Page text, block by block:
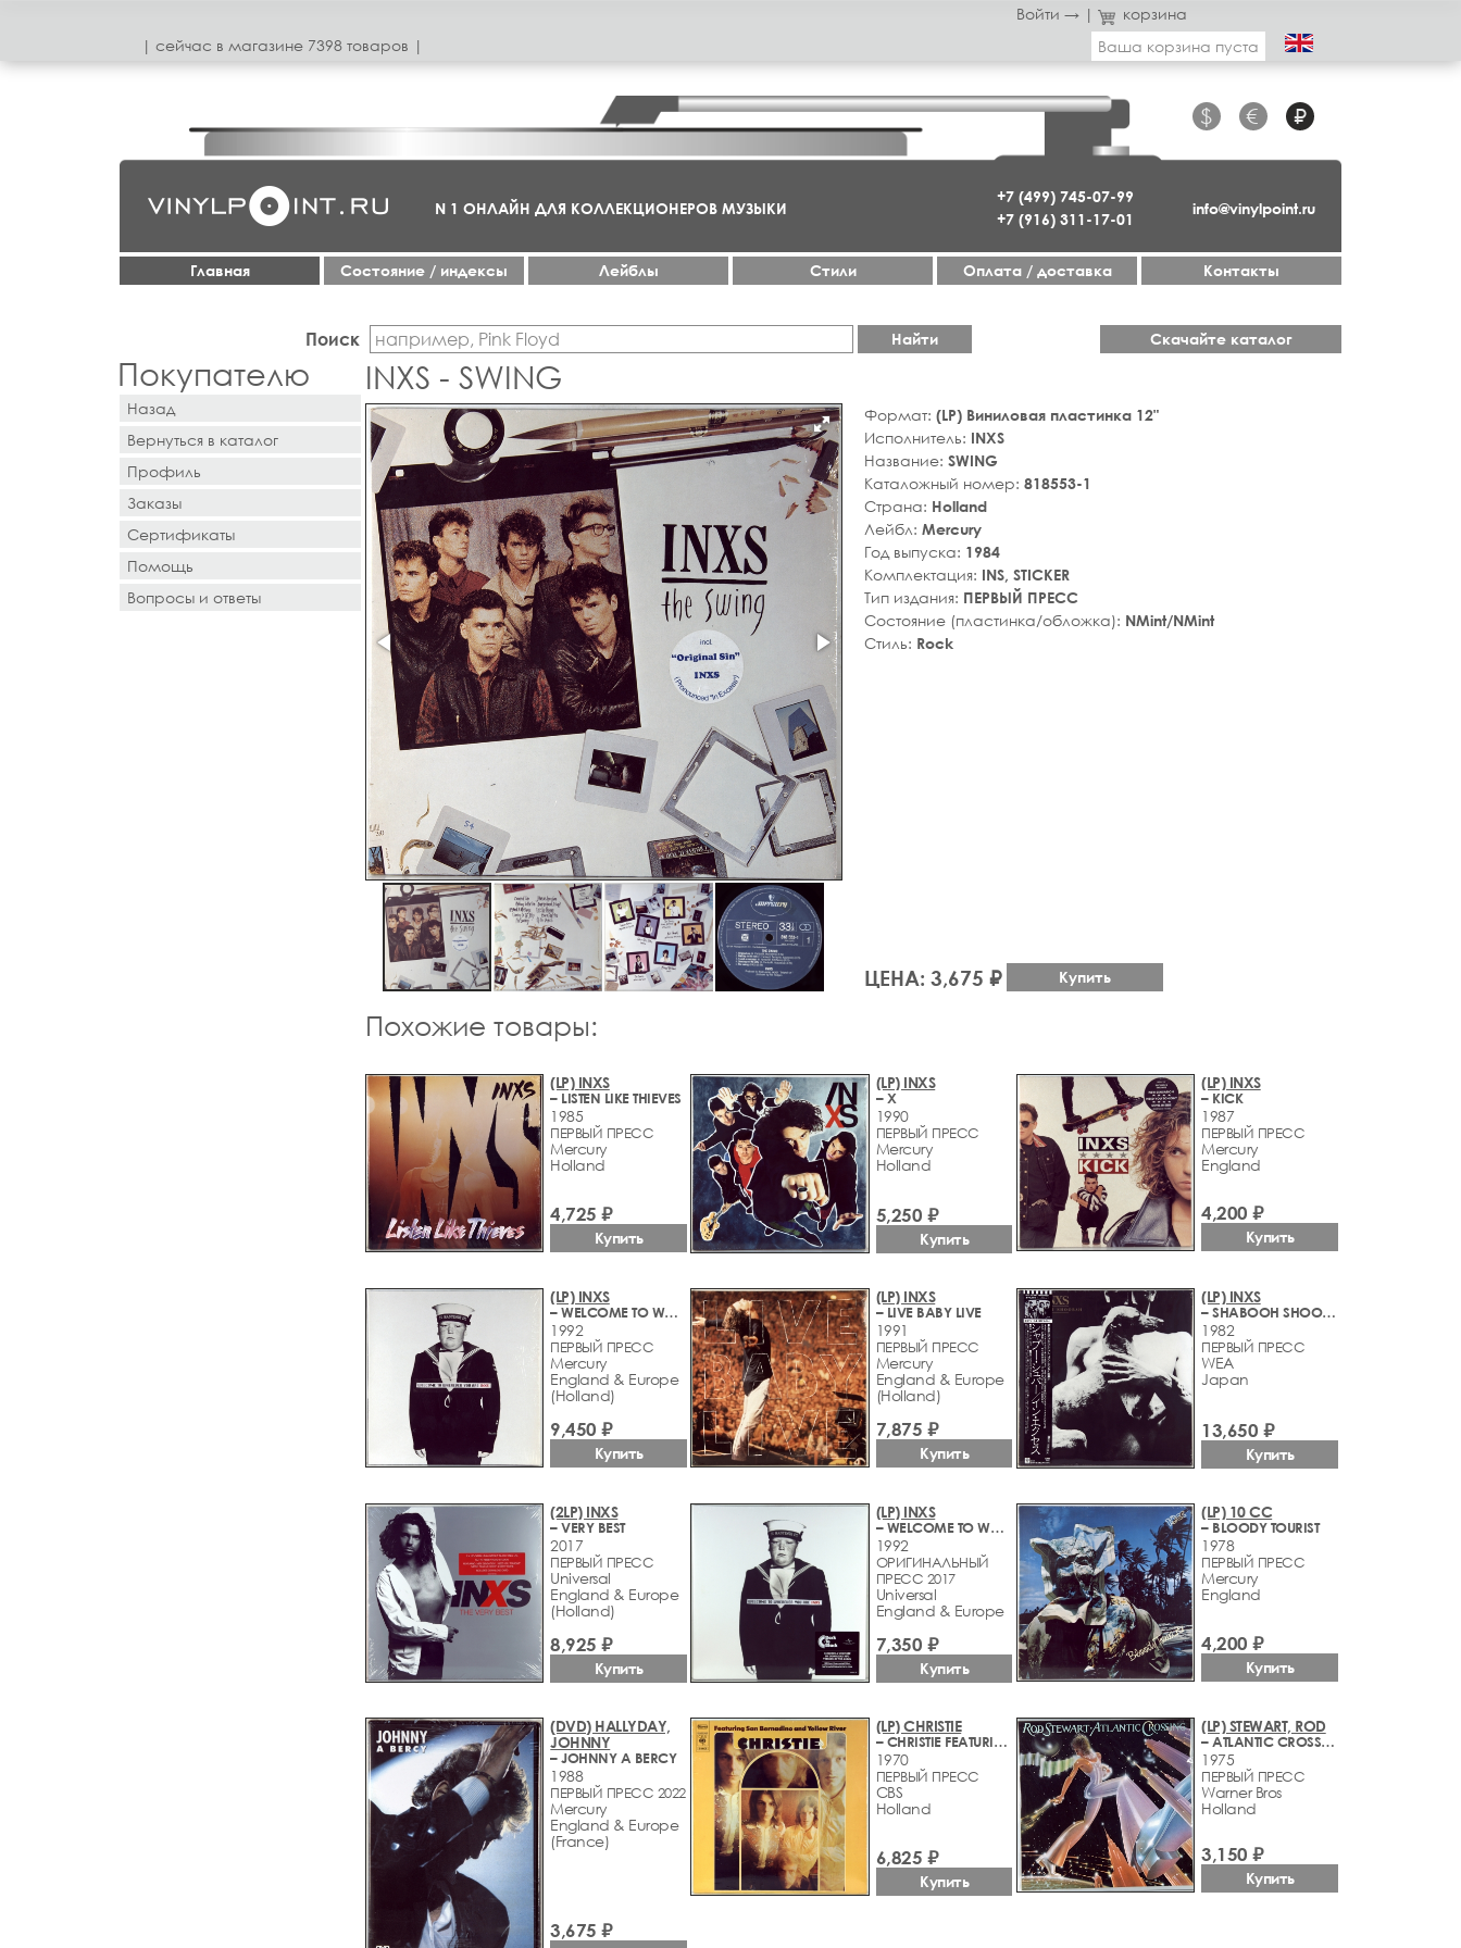
Войти → |
корзина
| сeйчас в магазинe 7398 товаров |
Ваша корзина пуста
+7 (499) 745-07-99
+7 (916) 311-17-01
$ € ₽
info@vinylpoint.ru
N 1 ОНЛАЙН ДЛЯ КОЛЛЕКЦИОНЕРОВ МУЗЫКИ
Главная Cостояние / индексы Лейблы Стили Оплата / доставка Контакты
Поиск Найти Скачайте каталог
Покупателю
Назад
Вернуться в каталог
Профиль
Заказы
Сертификаты
Помощь
Вопросы и ответы
INXS - SWING
Формат: (LP) Виниловая пластинка 12"
Исполнитель: INXS
Название: SWING
Каталожный номер: 818553-1
Страна: Holland
Лейбл: Mercury
Год выпуска: 1984
Комплектация: INS, STICKER
Тип издания: ПЕРВЫЙ ПРЕСС
Состояние (пластинка/обложка): NMint/NMint
Стиль: Rock
ЦЕНА: 3,675 ₽ Купить
Похожие товары:
(LP) INXS
– LISTEN LIKE THIEVES
1985
ПЕРВЫЙ ПРЕСС
Mercury
Holland
4,725 ₽
Купить
(LP) INXS
– X
1990
ПЕРВЫЙ ПРЕСС
Mercury
Holland
5,250 ₽
Купить
(LP) INXS
– KICK
1987
ПЕРВЫЙ ПРЕСС
Mercury
England
4,200 ₽
Купить
(LP) INXS
– WELCOME TO WHEREVER YOU ARE
1992
ПЕРВЫЙ ПРЕСС
Mercury
England & Europe
(Holland)
9,450 ₽
Купить
(LP) INXS
– LIVE BABY LIVE
1991
ПЕРВЫЙ ПРЕСС
Mercury
England & Europe
(Holland)
7,875 ₽
Купить
(LP) INXS
– SHABOOH SHOOBAH
1982
ПЕРВЫЙ ПРЕСС
WEA
Japan
13,650 ₽
Купить
(2LP) INXS
– VERY BEST
2017
ПЕРВЫЙ ПРЕСС
Universal
England & Europe
(Holland)
8,925 ₽
Купить
(LP) INXS
– WELCOME TO WHEREUER YOU ARE
1992
ОРИГИНАЛЬНЫЙ
ПРЕСС 2017
Universal
England & Europe
7,350 ₽
Купить
(LP) 10 CC
– BLOODY TOURIST
1978
ПЕРВЫЙ ПРЕСС
Mercury
England
4,200 ₽
Купить
(DVD) HALLYDAY,
JOHNNY
– JOHNNY A BERCY
1988
ПЕРВЫЙ ПРЕСС 2022
Mercury
England & Europe
(France)
3,675 ₽
(LP) CHRISTIE
– CHRISTIE FEATURING SAN BERNADINO AND YELLOW RIVER
1970
ПЕРВЫЙ ПРЕСС
CBS
Holland
6,825 ₽
Купить
(LP) STEWART, ROD
– ATLANTIC CROSSING
1975
ПЕРВЫЙ ПРЕСС
Warner Bros
Holland
3,150 ₽
Купить